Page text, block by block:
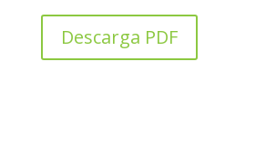
Descarga PDF